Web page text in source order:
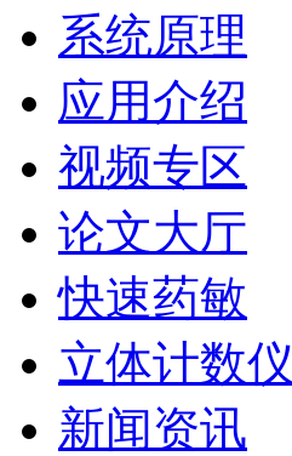
系统原理
应用介绍
视频专区
论文大厅
快速药敏
立体计数仪
新闻资讯